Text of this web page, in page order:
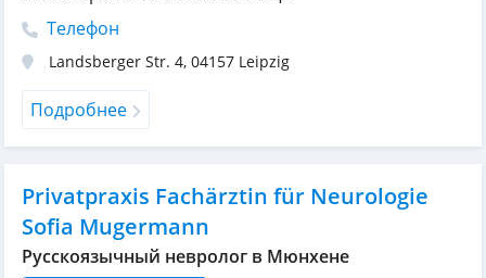
Телефон
Landsberger Str. 4, 04157 Leipzig
Подробнее
Privatpraxis Fachärztin für Neurologie
Sofia Mugermann
Русскоязычный невролог в Мюнхене